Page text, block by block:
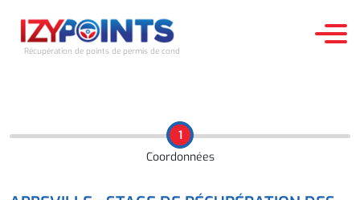
Récupération de points de permis de conduire
STAGES RÉCUPÉRATION DES POINTS
TESTS D'APTITUDE
1
Coordonnées